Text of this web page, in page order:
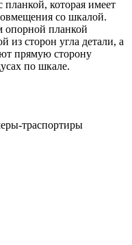
планкой, которая имеет
со шкалой.
опорной планкой
из сторон угла детали, а
прямую сторону
по шкале.
траспортиры